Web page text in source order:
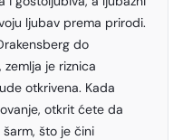
ljubav prema prirodi.
do
je riznica
otkrivena. Kada
otkrit ćete da
što je čini